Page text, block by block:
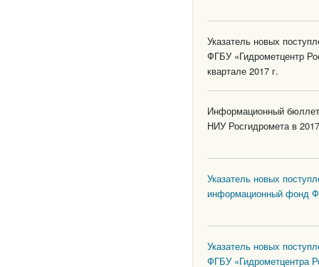
Указатель новых
ФГБУ «Гидрометцентр
квартале 2017 г.
Информационный
НИУ Росгидромета в
Указатель новых
информационный фонд
Указатель новых
ФГБУ «Гидрометцентра